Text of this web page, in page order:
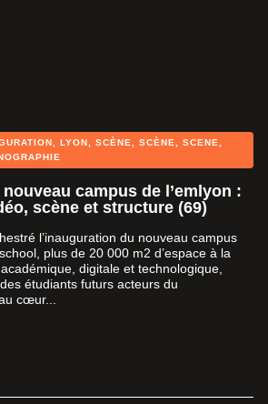
LYON SCÈNE SCÈNE SCENE
campus de l’emlyon :
scène et structure (69)
l’inauguration du nouveau campus
plus de 20 000 m2 d’espace à la
digitale et technologique,
étudiants futurs acteurs du
cœur...